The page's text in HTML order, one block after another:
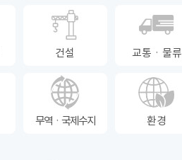
건설 교통ㆍ물류
무역ㆍ국제수지 환경